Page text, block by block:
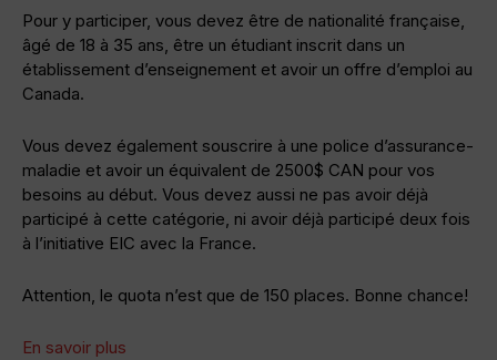
Pour y participer, vous devez être de nationalité française,
âgé de 18 à 35 ans, être un étudiant inscrit dans un
établissement d’enseignement et avoir un offre d’emploi au
Canada.
Vous devez également souscrire à une police d’assurance-
maladie et avoir un équivalent de 2500$ CAN pour vos
besoins au début. Vous devez aussi ne pas avoir déjà
participé à cette catégorie, ni avoir déjà participé deux fois
à l’initiative EIC avec la France.
Attention, le quota n’est que de 150 places. Bonne chance!
En savoir plus